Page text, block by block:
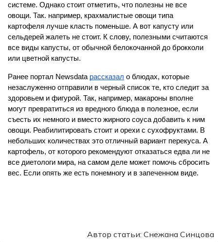
системе. Однако стоит отметить, что полезны не все
овощи. Так. например, крахмалистые овощи типа
картофеля лучше класть поменьше. А вот капусту или
сельдерей жалеть не стоит. К слову, полезными считаются
все виды капусты, от обычной белокочанной до брокколи
или цветной капусты.
Ранее портал Newsdata рассказал о блюдах, которые
незаслуженно отправили в черный список те, кто следит за
здоровьем и фигурой. Так, например, макароны вполне
могут превратиться из вредного блюда в полезное, если
съесть их немного и вместо жирного соуса добавить к ним
овощи. Реабилитировать стоит и орехи с сухофруктами. В
небольших количествах это отличный вариант перекуса. А
картофель, от которого рекомендуют отказаться едва ли не
все диетологи мира, на самом деле может помочь сбросить
вес. Если опять же есть понемногу и в запеченном виде.
Автор статьи: Снежана Синцова